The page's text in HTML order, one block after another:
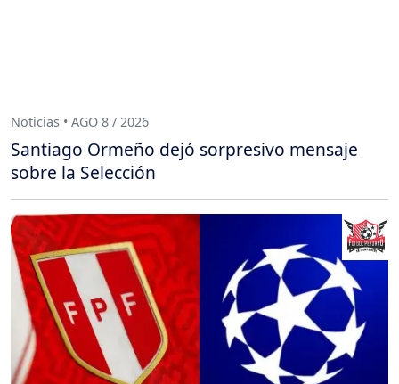
Noticias • AGO 8 / 2026
Santiago Ormeño dejó sorpresivo mensaje
sobre la Selección